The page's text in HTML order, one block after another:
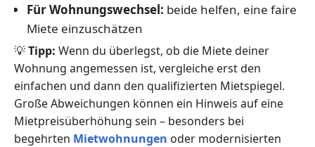
Für Wohnungswechsel: beide helfen, eine faire
Miete einzuschätzen
💡Tipp: Wenn du überlegst, ob die Miete deiner
Wohnung angemessen ist, vergleiche erst den
einfachen und dann den qualifizierten Mietspiegel.
Große Abweichungen können ein Hinweis auf eine
Mietpreisüberhöhung sein – besonders bei
begehrten Mietwohnungen oder modernisierten